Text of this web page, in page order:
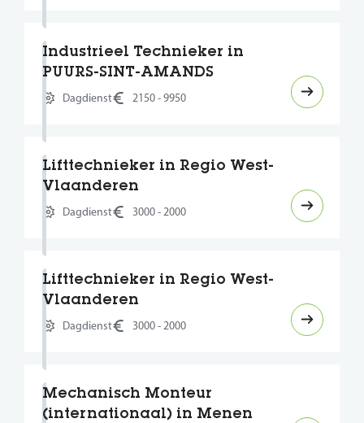
Industrieel Technieker in
PUURS-SINT-AMANDS
Dagdienst 2150 - 9950
Lifttechnieker in Regio West-
Vlaanderen
Dagdienst 3000 - 2000
Lifttechnieker in Regio West-
Vlaanderen
Dagdienst 3000 - 2000
Mechanisch Monteur
(internationaal) in Menen